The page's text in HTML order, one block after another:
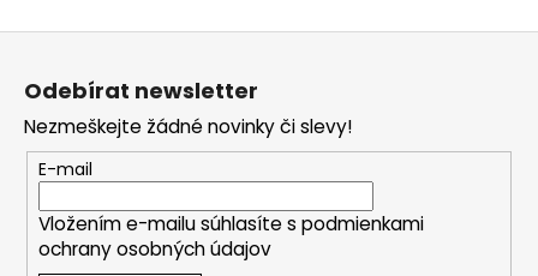
Odebírat newsletter
Nezmeškejte žádné novinky či slevy!
E-mail
Vložením e-mailu súhlasíte s podmienkami
ochrany osobných údajov